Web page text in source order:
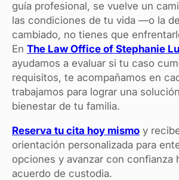
guía profesional, se vuelve un
las condiciones de tu vida —o la
cambiado, no tienes que
En The Law Office of Stephanie
ayudamos a evaluar si tu caso
requisitos, te acompañamos en
trabajamos para lograr una
bienestar de tu familia.
Reserva tu cita hoy mismo y
orientación personalizada para
opciones y avanzar con confianza
acuerdo de custodia.